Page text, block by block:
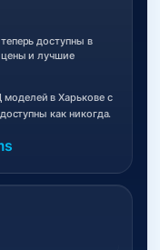
доступны в
и лучшие
в Харькове с
как никогда.